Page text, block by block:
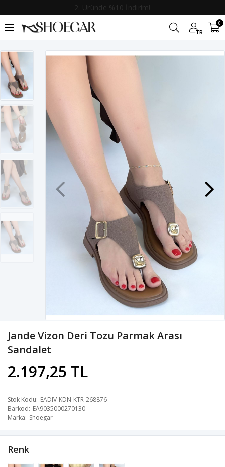
2. Üründe %10 İndirim!
TR
0
Jande Vizon Deri Tozu Parmak Arası
Sandalet
2.197,25 TL
Stok Kodu EADIV-KDN-KTR-268876
Barkod EA9035000270130
Marka Shoegar
Renk